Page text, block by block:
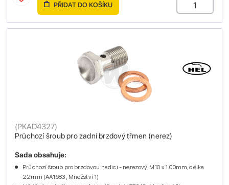
PŘIDAT DO KOŠÍKU
Průchozí šroub pro zadní brzdový třmen (nerez)
(PKAD4327)
Sada obsahuje:
Průchozí šroub pro brzdovou hadici - nerezový, M10 x 1.00mm, délka
22mm (AA1683 , Množství 1)